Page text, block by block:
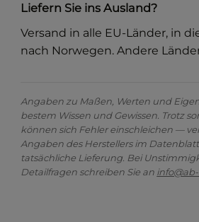
Liefern Sie ins Ausland?
Versand in alle EU-Länder, in
nach Norwegen. Andere
Angaben zu Maßen, Werten und
bestem Wissen und Gewissen. Trotz
können sich Fehler einschleichen —
Angaben des Herstellers im
tatsächliche Lieferung. Bei
Detailfragen schreiben Sie an